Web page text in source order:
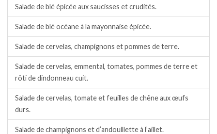
Salade de blé épicée aux saucisses et crudités.
Salade de blé océane à la mayonnaise épicée.
Salade de cervelas, champignons et pommes de terre.
Salade de cervelas, emmental, tomates, pommes de terre et
rôti de dindonneau cuit.
Salade de cervelas, tomate et feuilles de chêne aux œufs
durs.
Salade de champignons et d’andouillette à l’aillet.